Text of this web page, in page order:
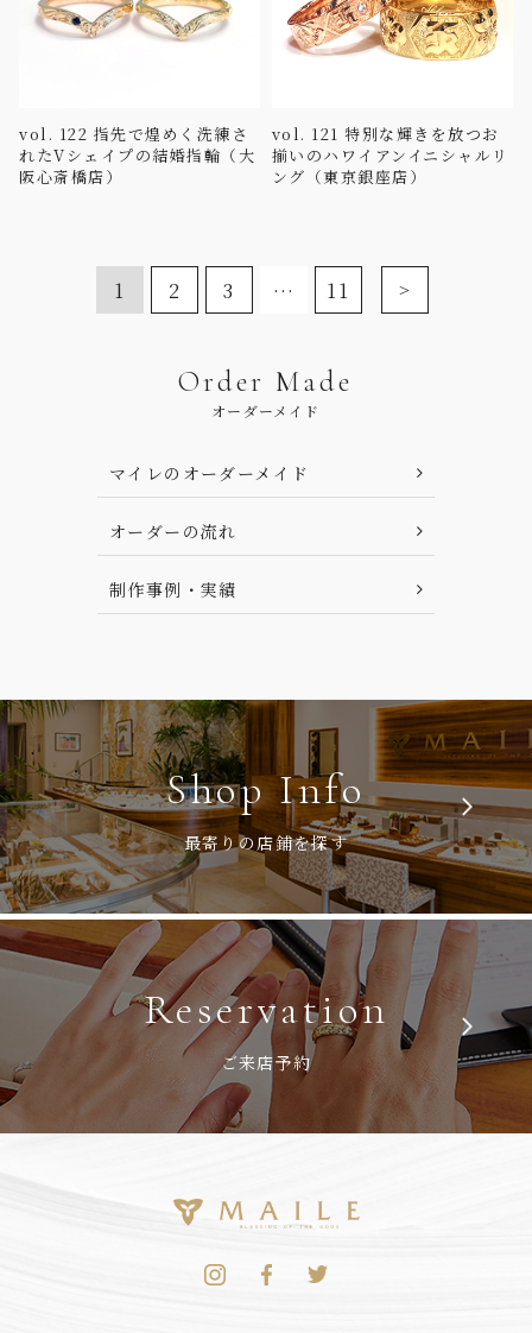
vol. 122 指先で煌めく洗練さ
れたVシェイプの結婚指輪（大
阪心斎橋店）
vol. 121 特別な輝きを放つお
揃いのハワイアンイニシャルリ
ング（東京銀座店）
1 2 3 … 11
Order Made
オーダーメイド
マイレのオーダーメイド
オーダーの流れ
制作事例・実績
Shop Info
最寄りの店鋪を探す
Reservation
ご来店予約